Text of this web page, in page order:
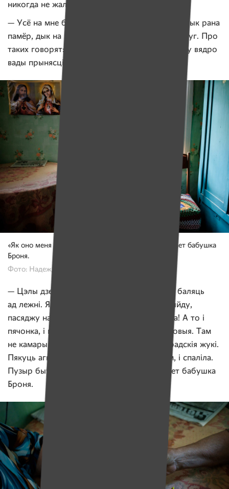
никогда не жаловалась.
— Усё на мне было, — вспоминает она. — Мужык рана
памёр, дык на мне і конь, і барана, и каса, и плуг. Про
таких говорят: і мужик, і баба. А цяпер не магу вядро
вады прынясці.
«Як оно меня заколебало, это даўленне», — вздыхает бабушка
Броня.
Фото: Надежда Бужан, Имена
— Цэлы дзень во ляжыш і ляжыш. Бакі ўжо баляць
ад лежні. Якая вуліца, на ганак во толькі выйду,
пасяджу на стуліку. Хоць бы што не балела! А то і
пячонка, і почка, і спіна бальная, і ногі дубовыя. Там
не камары па нагах ходзяць, а цэлыя каларадскія жукі.
Пякуць агнём. Хрэнам прыкладала цёртым, і спаліла.
Пузыр быў, як гусінае яйцо, — рассказывает бабушка
Броня.